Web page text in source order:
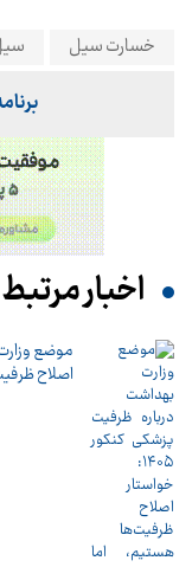
خسارت سیل
اخبار مرتبط
اصلاح